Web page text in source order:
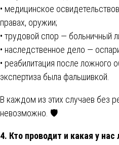
• медицинское
правах, оружии;
• трудовой спор — больничный
• наследственное дело —
• реабилитация после ложного
экспертиза была фальшивкой.
В каждом из этих случаев без
невозможно. 🛡️
4. Кто проводит и какая у нас